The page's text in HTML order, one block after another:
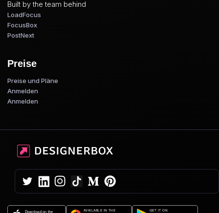
Built by the team behind
LoadFocus
FocusBox
PostNext
Preise
Preise und Pläne
Anmelden
Anmelden